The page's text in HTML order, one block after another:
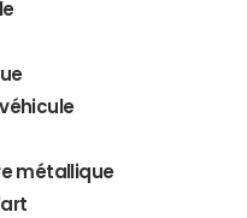
métallique